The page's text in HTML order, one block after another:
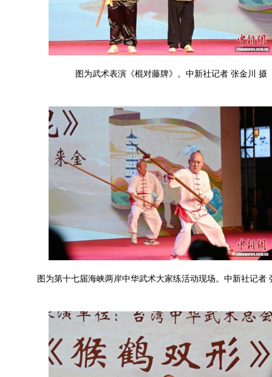
图为武术表演《棍对藤牌》。中新社记者 张金川 摄
图为第十七届海峡两岸中华武术大家练活动现场。中新社记者